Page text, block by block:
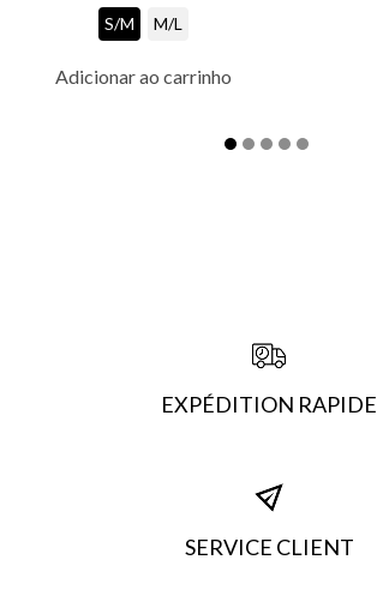
S/M M/L
Adicionar ao carrinho
EXPÉDITION RAPIDE
SERVICE CLIENT